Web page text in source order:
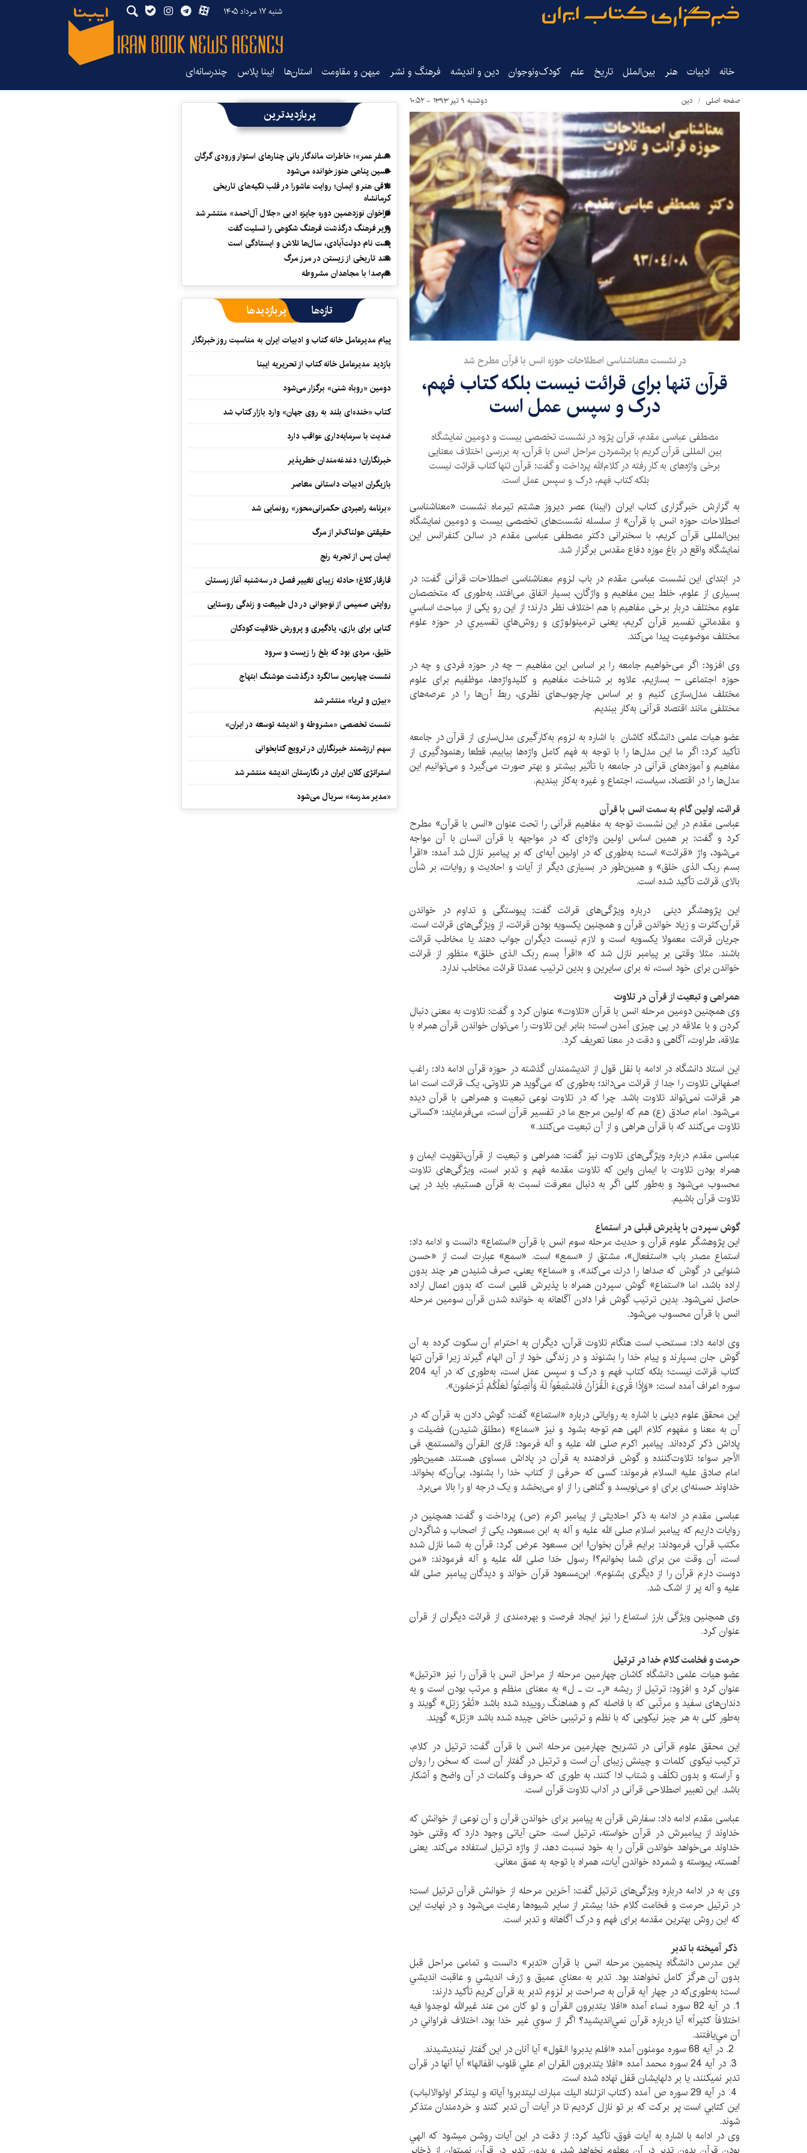
شنبه ۱۷ مرداد ۱۴۰۵
خانه ادبیات هنر بین‌الملل تاریخ‌ علم کودک‌ونوجوان دین و اندیشه فرهنگ و نشر میهن و مقاومت استان‌ها ایبنا پلاس چندرسانه‌ای
صفحه اصلی دین‌ دوشنبه ۹ تیر ۱۳۹۳ - ۱۰:۵۲
در نشست معناشناسی اصطلاحات حوزه انس با قرآن مطرح شد
قرآن تنها برای قرائت نیست بلکه کتاب فهم،
درک و سپس عمل است
مصطفی عباسی مقدم، قرآن پژوه در نشست تخصصی بیست و دومین نمایشگاه
بین المللی قرآن کریم با برشمردن مراحل انس با قرآن، به بررسی اختلاف معنایی
برخی واژه‌های به کار رفته در کلام‌الله پرداخت و گفت: قرآن تنها کتاب قرائت نیست
بلکه کتاب فهم، درک و سپس عمل است.
به گزارش خبرگزاری کتاب ایران (ایبنا) عصر دیروز هشتم تیرماه نشست «معناشناسی
اصطلاحات حوزه انس با قرآن» از سلسله نشست‌های تخصصی بیست و دومین نمایشگاه
بین‌المللی قرآن کریم، با سخنرانی دکتر مصطفی عباسی مقدم در سالن کنفرانس این
نمایشگاه واقع در باغ موزه دفاع مقدس برگزار شد.
در ابتدای این نشست عباسی مقدم در باب لزوم معناشناسی اصطلاحات قرآنی گفت: در
بسیاری از علوم، خلط بین مفاهیم و واژگان، بسیار اتفاق می‌افتد، به‌طوری که متخصصان
علوم مختلف دربار برخی مفاهیم با هم اختلاف نظر دارند؛ از این رو یکی از مباحث اساسي
و مقدماتي تفسير قرآن كريم، یعنی ترمینولوژی و روش‏‌هاي تفسيري در حوزه علوم
مختلف موضوعیت پیدا می‌کند.
وی افزود: اگر می‌خواهیم جامعه را بر اساس این مفاهیم – چه در حوزه فردی و چه در
حوزه اجتماعی – بسازیم، علاوه بر شناخت مفاهیم و کلیدواژه‌ها، موظفیم برای علوم
مختلف مدل‌سازی کنیم و بر اساس چارچوب‌های نظری، ربط آن‌ها را در عرصه‌های
مختلفی مانند اقتصاد قرآنی به‌کار ببندیم.
عضو هیات علمی دانشگاه کاشان با اشاره به لزوم به‌کارگیری مدل‌ساری از قرآن در جامعه
تأکید کرد: اگر ما این مدل‌ها را با توجه به فهم کامل واژه‌ها بیابیم، قطعا رهنمودگیری از
مفاهیم و آموزه‌های قرآنی در جامعه با تأثیر بیشتر و بهتر صورت می‌گیرد و می‌توانیم این
مدل‌ها را در اقتصاد، سیاست، اجتماع و غیره به‌کار ببندیم.
قرائت، اولین گام به سمت انس با قرآن
عباسی مقدم در این نشست توجه به مفاهیم قرآنی را تحت عنوان «انس با قرآن» مطرح
کرد و گفت: بر همین اساس اولین واژه‌ای که در مواجهه با قرآن انسان با آن مواجه
می‌شود، واژ «قرائت» است؛ به‌طوری که در اولین آیه‌ای که بر پیامبر نازل شد آمده: «اقرأ
بسم ربک الذی خلق» و همین‌طور در بسیاری دیگر از آیات و احادیث و روایات، بر شأن
بالای قرائت تأکید شده است.
این پژوهشگر دینی درباره ویژگی‌های قرائت گفت: پیوستگی و تداوم در خواندن
قرآن،کثرت و زیاد خواندن قرآن و همچنین یکسویه بودن قرائت، از ویژگی‌های قرائت است.
جریان قرائت معمولا یکسویه است و لازم نیست دیگران جواب دهند یا مخاطب قرائت
باشند. مثلا وقتی بر پیامبر نازل شد که «اقرأ بسم ربک الذی خلق» منظور از قرائت
خواندن برای خود است، نه برای سایرین و بدین ترتیب عمدتا قرائت مخاطب ندارد.
همراهی و تبعیت از قرآن در تلاوت
وی همچنین دومین مرحله انس با قرآن «تلاوت» عنوان کرد و گفت: تلاوت به معنی دنبال
کردن و با علاقه در پی چیزی آمدن است؛ بنابر این تلاوت را می‌توان خواندن قرآن همراه با
علاقه، طراوت، آگاهی و دقت در معنا تعریف کرد.
این استاد دانشگاه در ادامه با نقل قول از اندیشمندان گذشته در حوزه قرآن ادامه داد: راغب
اصفهانی تلاوت را جدا از قرائت می‌داند؛ به‌طوری که می‌گوید هر تلاوتی، یک قرائت است اما
هر قرائت نمی‌تواند تلاوت باشد. چرا که در تلاوت نوعی تبعیت و همراهی با قرآن دیده
می‌شود. امام صادق (ع) هم که اولین مرجع ما در تفسیر قرآن است، می‌فرمایند: «کسانی
تلاوت می‌کنند که با قرآن هراهی و از آن تبعیت می‌کنند.»
عباسی مقدم درباره ویژگی‌های تلاوت نیز گفت: همراهی و تبعیت از قرآن،تقویت ایمان و
همراه بودن تلاوت با ایمان واین که تلاوت مقدمه فهم و تدبر است، ویژگی‌های تلاوت
محسوب می‌شود و به‌طور کلی اگر به دنبال معرفت نسبت به قرآن هستیم، باید در پی
تلاوت قرآن باشیم.
گوش سپردن با پذیرش قبلی در استماع
این پژوهشگر علوم قرآن و حدیث مرحله سوم انس با قرآن «استماع» دانست و ادامه داد:
استماع مصدر باب «استفعال»، مشتق از «سمع» است. «سمع» عبارت است از «حسن
شنوایی در گوش كه صداها را درك می‌كند»، و «سماع» یعنی، صرف شنیدن هر چند بدون
اراده باشد، اما «استماع» گوش سپردن همراه با پذیرش قلبی است كه بدون اعمال اراده
حاصل نمی‌شود. بدین ترتیب گوش فرا دادن آگاهانه به خوانده شدن قرآن سومین مرحله
انس با قرآن محسوب می‌شود.
وی ادامه داد: مستحب است هنگام تلاوت قرآن، دیگران به احترام آن سکوت کرده به‌ آن
گوش جان بسپارند و پیام خدا را بشنوند و در زندگی خود از آن الهام گیرند زیرا قرآن تنها
کتاب قرائت نیست؛ بلکه کتاب فهم و درک و سپس عمل است، به‌طوری که در آیه 204
سوره اعراف آمده است: «وَإِذَا قُرِىءَ الْقُرْآنُ فَاسْتَمِعُواْ لَهُ وَأَنصِتُواْ لَعَلَّكُمْ تُرْحَمُونَ».
این محقق علوم دینی با اشاره به روایاتی درباره «استماع» گفت: گوش دادن به قرآن که در
آن به معنا و مفهوم کلام الهی هم توجه بشود و نیز «سماع» (مطلق شنیدن) فضیلت و
پاداش ذکر کرده‌اند. پیامبر اکرم صلی الله علیه و آله فرمود: قارئ القرآن والمستمع، فی
الأجر سواء؛ تلاوت‌کننده و گوش فرادهنده به قرآن در پاداش مساوی هستند. همین‌طور
امام صادق علیه السلام فرموند: کسی که حرفی از کتاب خدا را بشنود، بی‌آن‌که بخواند.
خداوند حسنه‌ای برای او می‌نویسد و گناهی را از او می‌بخشد و یک درجه او را بالا می‌برد.
عباسی مقدم در ادامه به ذکر احادیثی از پیامبر اکرم (ص) پرداخت و گفت: همچنین در
روایات داریم که پیامبر اسلام صلی الله علیه و آله به ابن‌ مسعود، یکی از اصحاب و شاگردان
مکتب قرآن، فرمودند: برایم قرآن بخوان! ابن‌ مسعود عرض کرد: قرآن به شما نازل شده
است، آن وقت من برای شما بخوانم؟! رسول خدا صلی الله علیه و آله فرمودند: «من
دوست دارم قرآن را از دیگری بشنوم». ابن‌مسعود قرآن خواند و دیدگان پیامبر صلی الله
علیه و آله پر از اشک شد.
وی همچنین ویژگی بارز استماع را نیز ایجاد فرصت و بهره‌مندی از قرائت دیگران از قرآن
عنوان کرد.
حرمت و فخامت کلام خدا در ترتیل
عضو هیات علمی دانشگاه کاشان چهارمین مرحله از مراحل انس با قرآن را نیز «ترتیل»
عنوان کرد و افزود: ترتيل از ريشه «رـ ت ـ ل» به معناى منظم و مرتب بودن است و به
دندان‌هاى سفيد و مرتّبى كه با فاصله كم و هماهنگ روييده شده باشد «ثَغْرٌ رَتِل» گويند و
به‌طور کلی به هر چيز نيكويى كه با نظم و ترتيبى خاصّ چيده شده باشد «رَتِل» گويند.
این محقق علوم قرآنی در تشریح چهارمین مرحله انس با قرآن گفت: ترتيل در كلام،
تركيب نيكوى كلمات و چينش زيباى آن است و ترتيل در گفتار آن است كه سخن را روان
و آراسته و بدون تكلّف و شتاب ادا كنند، به طورى كه حروف و‌كلمات در آن واضح و آشكار
باشد. اين تعبير اصطلاحى قرآنى در آداب تلاوت قرآن ‌است.
عباسی مقدم ادامه داد: سفارش قرآن به پیامبر برای خواندن قرآن و آن نوعی از خوانش که
خداوند از پیامبرش در قرآن خواسته، ترتیل است. حتی آیاتی وجود دارد که وقتی خود
خداوند می‌خواهد خواندن قرآن را به خود نسبت دهد، از واژه ترتیل استفاده می‌کند. یعنی
آهسته، پیوسته و شمرده خواندن آیات، همراه با توجه به عمق معانی.
وی به در ادامه درباره ویژگی‌های ترتیل گفت: آخرین مرحله از خوانش قرآن ترتیل است؛
در ترتیل حرمت و فخامت کلام خدا بیشتر از سایر شیوه‌ها رعایت می‌شود و در نهایت این
که این روش بهترین مقدمه برای فهم و درک آگاهانه و تدبر است.
ذکر آمیخته با تدبر
این مدرس دانشگاه پنجمین مرحله انس با قرآن «تدبر» دانست و تمامی مراحل قبل
بدون آن هرگز کامل نخواهند بود. تدبر به معناي عميق و ژرف انديشي و عاقبت انديشي
است؛ به‌طوری‌که در چهار آیه قرآن به صراحت بر لزوم تدبر به قرآن کریم تأکید دارند:
1. در آیه 82 سوره نساء آمده «افلا يتدبرون القرآن و لو كان من عند غيرالله لوجدوا فيه
اختلافاً كثيراً» آيا درباره قرآن نمي‌‏انديشيد؟ اگر از سوي غير خدا بود، اختلاف فراواني در
آن مي‏‌يافتند.
3. در آیه 24 سوره محمد آمده «افلا يتدبرون القران ام علي قلوب اقفال‏ها» آيا آنها در قرآن
تدبر نمي‏كنند، يا بر دل‏هايشان قفل نهاده شده است.
4. در آیه 29 سوره ص آمده (كتاب انزلناه اليك مبارك ليتدبروا آياته و ليتذكر اولوالالباب)
اين كتابي است پر بركت كه بر تو نازل كرديم تا در آيات آن تدبر كنند و خردمندان متذكر
شوند.
وی در ادامه با اشاره به آیات فوق، تأکید کرد: از دقت در اين آيات روشن مي‏شود كه الهي
پربازدیدترین
«سفرِ عمر»؛ خاطرات ماندگار بانی چنارهای استوار ورودی گرگان
حسین پناهی هنوز خوانده می‌شود
تلاقی هنر و ایمان؛ روایت عاشورا در قلب تکیه‌های تاریخی
کرمانشاه
فراخوان نوزدهمین دوره جایزه ادبی «جلال آل‌احمد» منتشر شد
وزیر فرهنگ درگذشت فرهنگ شکوهی را تسلیت گفت
پشت نام دولت‌آبادی، سال‌ها تلاش و ایستادگی است
سند تاریخی از زیستن در مرز مرگ
هم‌صدا با مجاهدان مشروطه
تازه‌ها پربازدیدها
پیام مدیرعامل خانه کتاب و ادبیات ایران به مناسبت روز خبرنگار
بازدید مدیرعامل خانه کتاب از تحریریه ایبنا
دومین «روباه شنی» برگزار می‌شود
کتاب «خنده‌ای بلند به روی جهان» وارد بازار کتاب شد
ضدیت با سرمایه‌داری عواقب دارد
خبرنگاران؛ دغدغه‌مندان خطرپذیر
بازیگران ادبیات داستانی معاصر
«برنامه راهبردی حکمرانی‌محور» رونمایی شد
حقیقتی هولناک‌تر از مرگ
ایمان پس از تجربه رنج
قارقار کلاغ؛ حادثه زیبای تغییر فصل در سه‌شنبه آغاز زمستان
روایتی صمیمی از نوجوانی در دل طبیعت و زندگی روستایی
کتابی برای بازی، یادگیری و پرورش خلاقیت کودکان
خلیق، مردی بود که بلخ را زیست و سرود
نشست چهارمین سالگرد درگذشت هوشنگ ابتهاج
«بیژن و ثریا» منتشر شد
نشست تخصصی «مشروطه و اندیشه توسعه در ایران»
سهم ارزشمند خبرنگاران در ترویج کتابخوانی
استراتژی کلان ایران در نگارستان اندیشه منتشر شد
«مدیر مدرسه» سریال می‌شود